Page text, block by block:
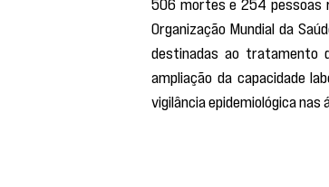
Organização Mundial da
destinadas ao tratamento
ampliação da capacidade
vigilância epidemiológica